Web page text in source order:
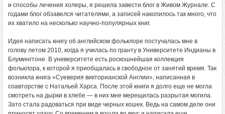
и способы лечения холеры, я решила завести блог в Живом Журнале. С
годами блог обзавелся читателями, а записей накопилось так много, что
их хватило на несколько научно-популярных книг.
Идея написать книгу об английском фольклоре постучалась мне в
голову летом 2010, когда я училась по гранту в Университете Индианы в
Блумингтоне. В университете есть роскошнейшая коллекция
фольклора, к которой я приобщалась в свободное от занятий время. Так
возникла книга «Суеверия викторианской Англии», написанная в
соавторстве с Натальей Харса. После этой книги я долго еще не могла
смотреть на дырки в хлебе — в них мне мерещилась разрытая могила.
Зато стала радоваться при виде черных кошек. Ведь на самом деле они